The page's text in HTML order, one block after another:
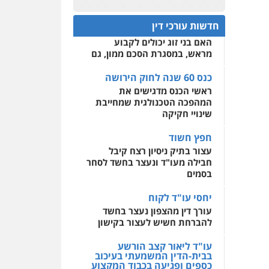
פלילי פשיעה חמורה
צווארון לבן
וחקירות
0502228917
עו"ד מוחמד סביחאת
פלילי תעבורה פשיעה
כלכלית
0525077716
עו"ד יניב זוסמן
פלילי כלכלי פשיעה
חמורה מעצרים וחקירות
0525199949
עו"ד אמיר נאטור
פלילי פשיעה חמורה
צווארון לבן מעצרים
0543326767
0522508109
אחסון אתרים
מהירות הגנה גיבוי
לעורכי דין
מרכז התחלה חדשה
שירותים מקצועיים לעורכי
דין
0544500346
חדשות עורכי דין
המתח שבין חוק יחסי ממון
לבין חוק הירושה
האם בני זוג יכולים לקבוע
מראש, במסגרת הסכם ממון, גם
כנס 60 שנה לחוק הירושה
ראשי הכנס מדגישים את
המהפכה הטכנולגית שמחייבת
שינויי חקיקה
חפץ חשוד
עצור בתיק ניסיון רצח קיבל
חבילה מעו"ד ונעצר בחשד לסחר
בסמים
יחסי עו"ד לקוח
עורך דין מהצפון נעצר בחשד
להברחת חשיש לעצור בקישון
עו"ד ליאור קצב הורשע
בבית-הדין המשמעתי בעיכוב
כספים ופגיעה בכבוד המקצוע